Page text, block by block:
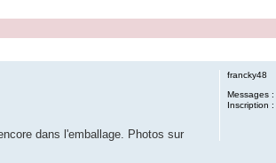
francky48
Messages :
Inscription :
dans l'emballage. Photos sur